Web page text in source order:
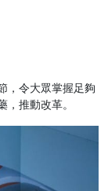
，令大眾掌握足夠
推動改革。